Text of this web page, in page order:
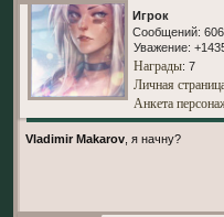
Игрок
Сообщений: 606
Уважение:
Награды: 7
Личная
Анкета
Vladimir Makarov , я начну?